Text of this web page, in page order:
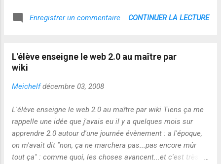
Enregistrer un commentaire CONTINUER LA LECTURE
L'élève enseigne le web 2.0 au maître par
wiki
Meichelf décembre 03, 2008
L'élève enseigne le web 2.0 au maître par wiki Tiens ça me
rappelle une idée que j'avais eu il y a quelques mois sur
apprendre 2.0 autour d'une journée évènement : a l'époque,
on m'avait dit "non, ça ne marchera pas...pas encore mûr
tout ça" : comme quoi, les choses avancent...et c'est très